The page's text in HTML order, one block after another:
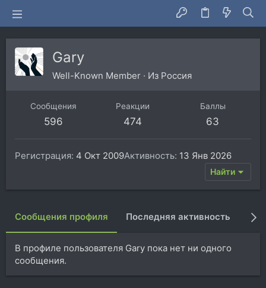
Gary
Well-Known Member · Из Россия
Сообщения
596
Реакции
474
Баллы
63
Регистрация 4 Окт 2009Активность 13 Янв 2026
Найти
Сообщения профиля Последняя активность
В профиле пользователя Gary пока нет ни одного
сообщения.